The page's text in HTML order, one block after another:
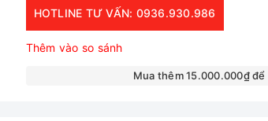
HOTLINE TƯ VẤN: 0936.930.986
Thêm vào so sánh
Mua thêm 15.000.000₫